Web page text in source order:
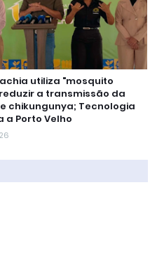
utiliza "mosquito
a transmissão da
chikungunya; Tecnologia
a Porto Velho